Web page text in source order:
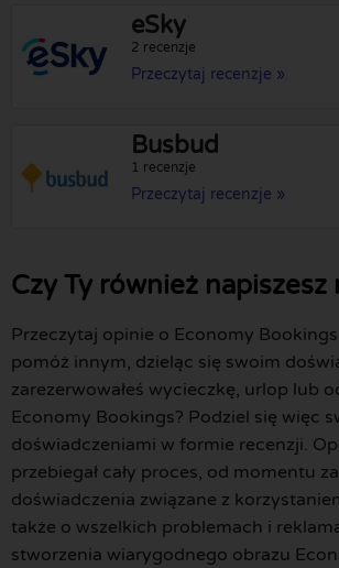
eSky
2 recenzje
Przeczytaj recenzje »
Busbud
1 recenzje
Przeczytaj recenzje »
Czy Ty również napiszesz
Przeczytaj opinie o Economy
pomóż innym, dzieląc się swoim
zarezerwowałeś wycieczkę, urlop lub
Economy Bookings? Podziel się więc
doświadczeniami w formie recenzji.
przebiegał cały proces, od momentu
doświadczenia związane z
także o wszelkich problemach i
stworzenia wiarygodnego obrazu